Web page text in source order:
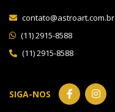
contato@astroart.com.br
(11) 2915-8588
(11) 2915-8588
SIGA-NOS